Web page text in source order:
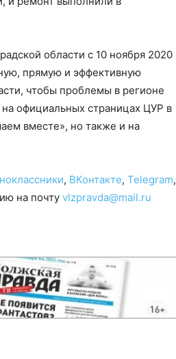
области с 10 ноября 2020
прямую и эффективную
чтобы проблемы в регионе
официальных страницах ЦУР в
вместе», но также и на
, ВКонтакте, Telegram,
на почту vlzpravda@mail.ru